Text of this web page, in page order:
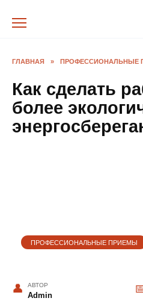
ГЛАВНАЯ » ПРОФЕССИОНАЛЬНЫЕ
Как сделать
более
ПРОФЕССИОНАЛЬНЫЕ ПРИЕМЫ
АВТОР
Admin